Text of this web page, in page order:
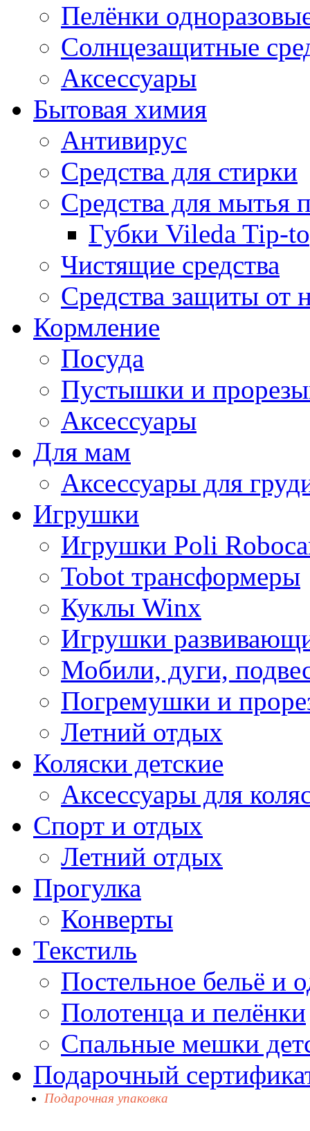
Пелёнки
Солнцезащитные
Аксессуары
Бытовая химия
Антивирус
Средства для стирки
Средства для мытья
Губки Vileda Tip-
Чистящие средства
Средства защиты от
Кормление
Посуда
Пустышки и
Аксессуары
Для мам
Аксессуары для
Игрушки
Игрушки Poli
Tobot трансформеры
Куклы Winx
Игрушки
Мобили, дуги,
Погремушки и
Летний отдых
Коляски детские
Аксессуары для
Спорт и отдых
Летний отдых
Прогулка
Конверты
Текстиль
Постельное бельё и
Полотенца и пелёнки
Спальные мешки
Подарочный
Подарочная упаковка